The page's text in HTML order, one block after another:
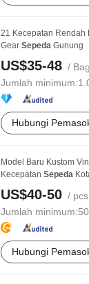
21 Kecepatan Rendah
Gear Sepeda Gunung
US$35-48 /
Jumlah minimum:
Hubungi
Model Baru Kustom
Kecepatan Sepeda
US$40-50 / pcs
Jumlah minimum:
Hubungi